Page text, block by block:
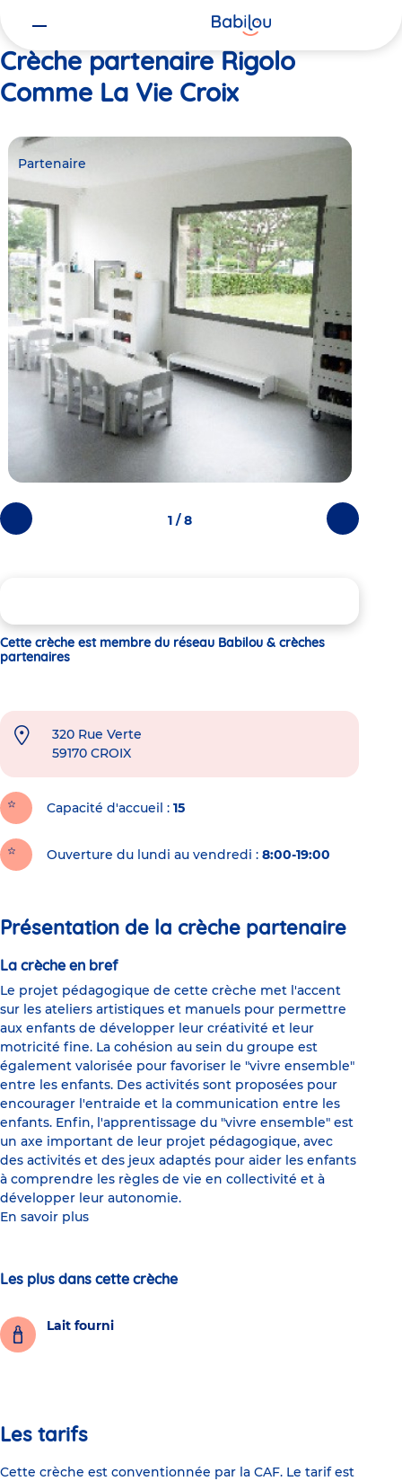
Crèche partenaire Rigolo
Comme La Vie Croix
Photos
précédentes
Photos
suivantes
Partenaire
1 / 8
Cette crèche est membre du réseau Babilou & crèches
partenaires
320 Rue Verte
59170 CROIX
Capacité d'accueil 15
Ouverture du lundi au vendredi : 8:00-19:00
Présentation de la crèche partenaire
La crèche en bref
Le projet pédagogique de cette crèche met l'accent
sur les ateliers artistiques et manuels pour permettre
aux enfants de développer leur créativité et leur
motricité fine. La cohésion au sein du groupe est
également valorisée pour favoriser le "vivre ensemble"
entre les enfants. Des activités sont proposées pour
encourager l'entraide et la communication entre les
enfants. Enfin, l'apprentissage du "vivre ensemble" est
un axe important de leur projet pédagogique, avec
des activités et des jeux adaptés pour aider les enfants
à comprendre les règles de vie en collectivité et à
développer leur autonomie.
En savoir plus
Les plus dans cette crèche
Lait fourni
Les tarifs
Cette crèche est conventionnée par la CAF. Le tarif est